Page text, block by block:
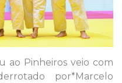
ao Pinheiros veio com
por*Marcelo